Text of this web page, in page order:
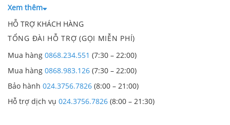
Xem thêm
HỖ TRỢ KHÁCH HÀNG
TỔNG ĐÀI HỖ TRỢ (GỌI MIỄN PHÍ)
Mua hàng 0868.234.551 (7:30 – 22:00)
Mua hàng 0868.983.126 (7:30 – 22:00)
Bảo hành 024.3756.7826 (8:00 – 21:00)
Hỗ trợ dịch vụ 024.3756.7826 (8:00 – 21:30)